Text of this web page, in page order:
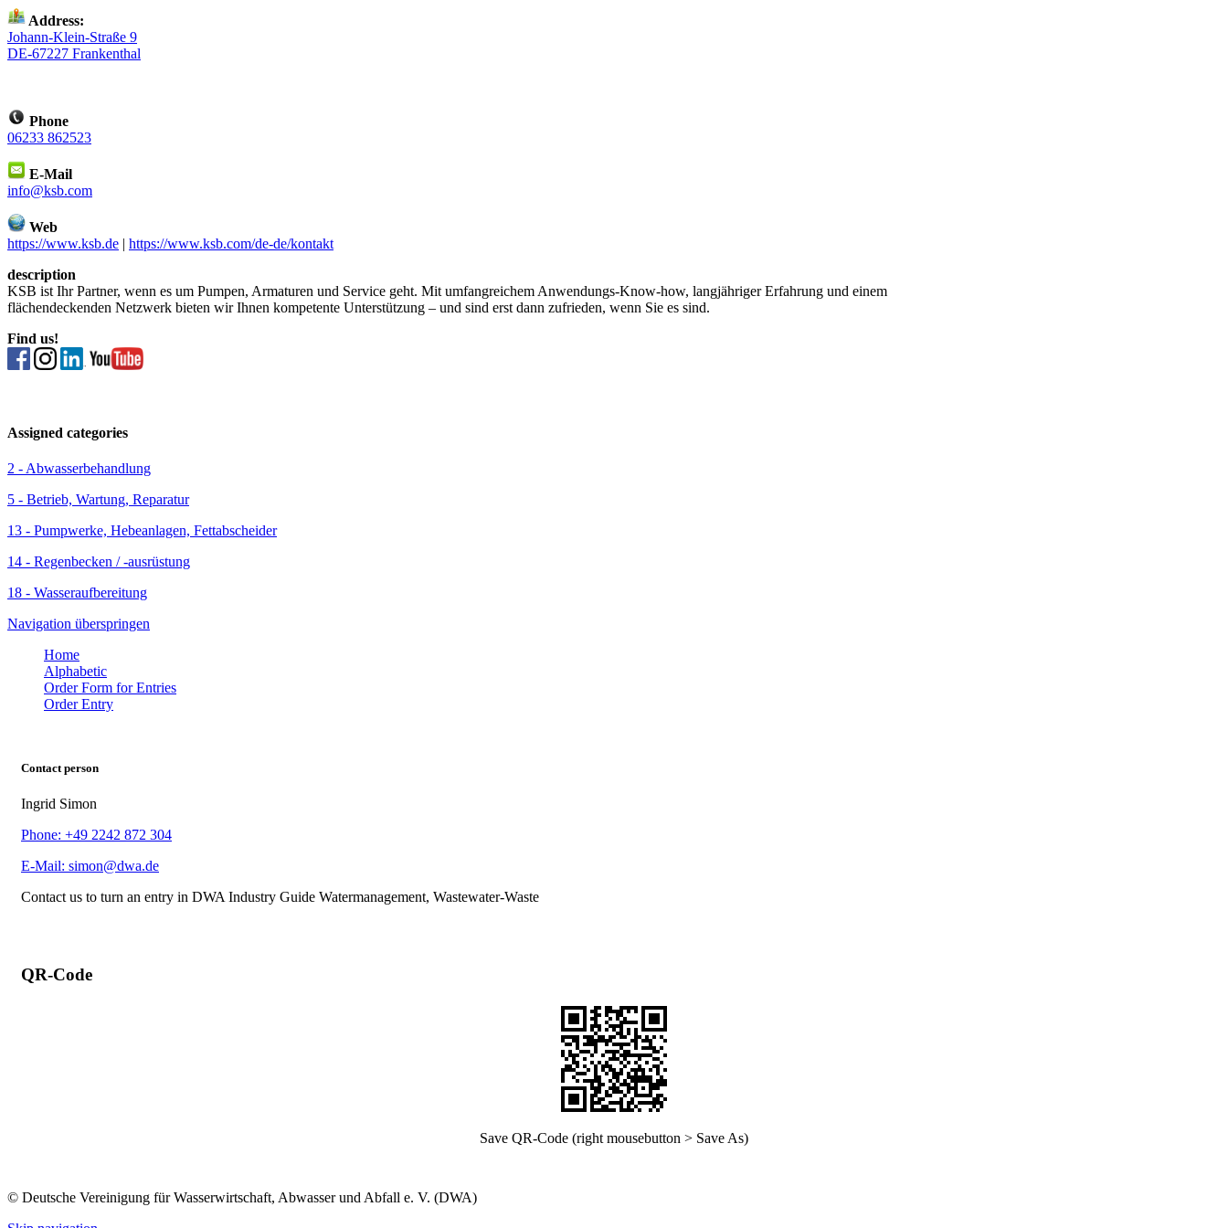
Address:
Johann-Klein-Straße 9
DE-67227 Frankenthal
Phone
06233 862523
E-Mail
info@ksb.com
Web
https://www.ksb.de | https://www.ksb.com/de-de/kontakt
description
KSB ist Ihr Partner, wenn es um Pumpen, Armaturen und Service geht. Mit umfangreichem Anwendungs-Know-how, langjähriger Erfahrung und einem
flächendeckenden Netzwerk bieten wir Ihnen kompetente Unterstützung – und sind erst dann zufrieden, wenn Sie es sind.
Find us!
Assigned categories
2 - Abwasserbehandlung
5 - Betrieb, Wartung, Reparatur
13 - Pumpwerke, Hebeanlagen, Fettabscheider
14 - Regenbecken / -ausrüstung
18 - Wasseraufbereitung
Navigation überspringen
Home
Alphabetic
Order Form for Entries
Order Entry
Contact person
Ingrid Simon
Phone: +49 2242 872 304
E-Mail: simon@dwa.de
Contact us to turn an entry in DWA Industry Guide Watermanagement, Wastewater-Waste
QR-Code
Save QR-Code (right mousebutton > Save As)
© Deutsche Vereinigung für Wasserwirtschaft, Abwasser und Abfall e. V. (DWA)